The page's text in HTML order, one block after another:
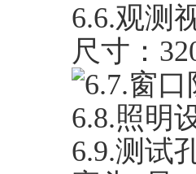
6.6.观测
尺寸：
6.7.窗
6.8.照明
6.9.测试